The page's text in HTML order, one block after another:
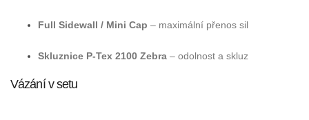
Full Sidewall / Mini Cap – maximální přenos sil
Skluznice P-Tex 2100 Zebra – odolnost a skluz
Vázání v setu